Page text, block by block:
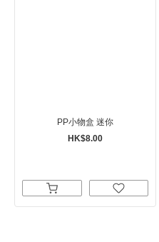
PP小物盒 迷你
HK$8.00